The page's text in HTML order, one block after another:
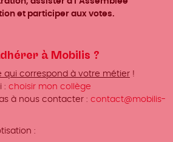
et participer aux votes.
à Mobilis ?
qui correspond à votre métier !
: choisir mon collège
à nous contacter : contact@mobilis-
: